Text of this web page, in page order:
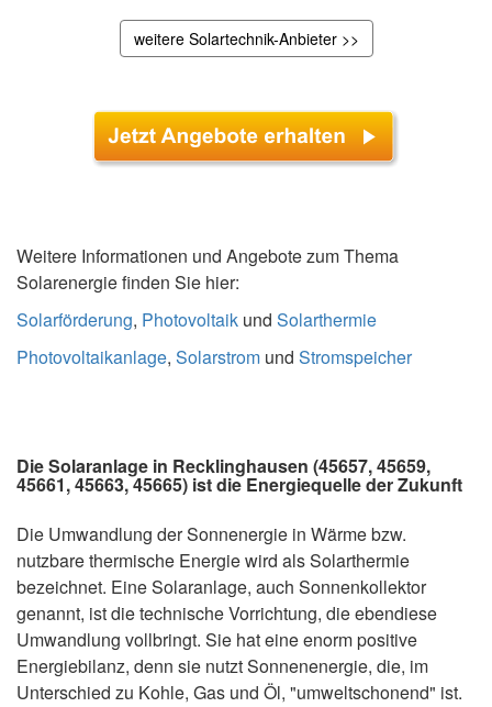
weitere Solartechnik-Anbieter >>
Weitere Informationen und Angebote zum Thema
Solarenergie finden Sie hier:
Solarförderung, Photovoltaik und Solarthermie
Photovoltaikanlage, Solarstrom und Stromspeicher
Die Solaranlage in Recklinghausen (45657, 45659,
45661, 45663, 45665) ist die Energiequelle der Zukunft
Die Umwandlung der Sonnenergie in Wärme bzw.
nutzbare thermische Energie wird als Solarthermie
bezeichnet. Eine Solaranlage, auch Sonnenkollektor
genannt, ist die technische Vorrichtung, die ebendiese
Umwandlung vollbringt. Sie hat eine enorm positive
Energiebilanz, denn sie nutzt Sonnenenergie, die, im
Unterschied zu Kohle, Gas und Öl, "umweltschonend" ist.